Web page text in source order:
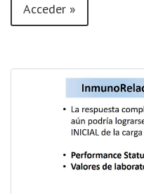
Acceder »